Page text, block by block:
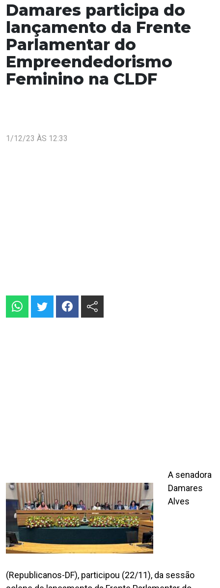
Damares participa do
lançamento da Frente
Parlamentar do
Empreendedorismo
Feminino na CLDF
1/12/23 ÀS 12:33
A senadora
Damares
Alves
(Republicanos-DF), participou (22/11), da sessão